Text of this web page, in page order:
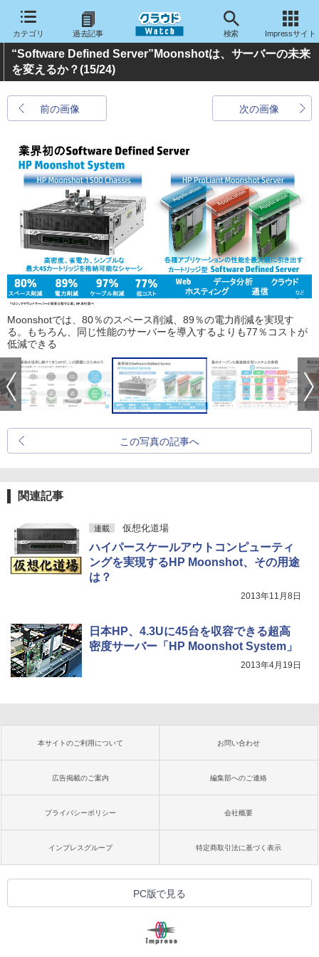
カテゴリ 過去記事 検索 Impressサイト
“Software Defined Server”Moonshotは、サーバーの未来
を変えるか？(15/24)
前の画像 次の画像
Moonshotでは、80％のスペース削減、89％の電力削減を実現す
る。もちろん、同じ性能のサーバーを導入するよりも77％コストが
低減できる
この写真の記事へ
関連記事
連載 仮想化道場
ハイパースケールアウトコンピューティ
ングを実現するHP Moonshot、その用途
は？
2013年11月8日
日本HP、4.3Uに45台を収容できる超高
密度サーバー「HP Moonshot System」
2013年4月19日
本サイトのご利用について お問い合わせ
広告掲載のご案内 編集部へのご連絡
プライバシーポリシー 会社概要
インプレスグループ 特定商取引法に基づく表示
PC版で見る